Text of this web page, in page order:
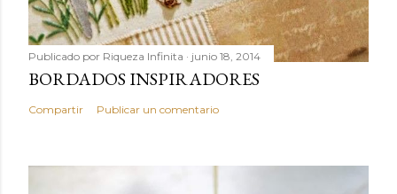
Publicado por Riqueza Infinita junio 18, 2014
BORDADOS INSPIRADORES
Compartir Publicar un comentario